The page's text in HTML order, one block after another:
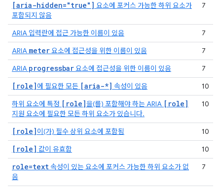
[aria-hidden="true"] 요소에 포커스 가능한 하위 요소가
포함되지 않음
7
ARIA 입력란에 접근 가능한 이름이 있음
7
ARIA meter요소에 접근성을 위한 이름이 있음
7
ARIA progressbar요소에 접근성을 위한 이름이 있음 7
[role]에 필요한 모든 [aria-*] 속성이 있음
10
하위 요소에 특정 [role]을(를) 포함해야 하는 ARIA [role]
지원 요소에 필요한 모든 하위 요소가 있습니다.
10
[role]이(가) 필수 상위 요소에 포함됨 10
[role] 값이 유효함 10
role=text속성이 있는 요소에 포커스 가능한 하위 요소가 없
음
7